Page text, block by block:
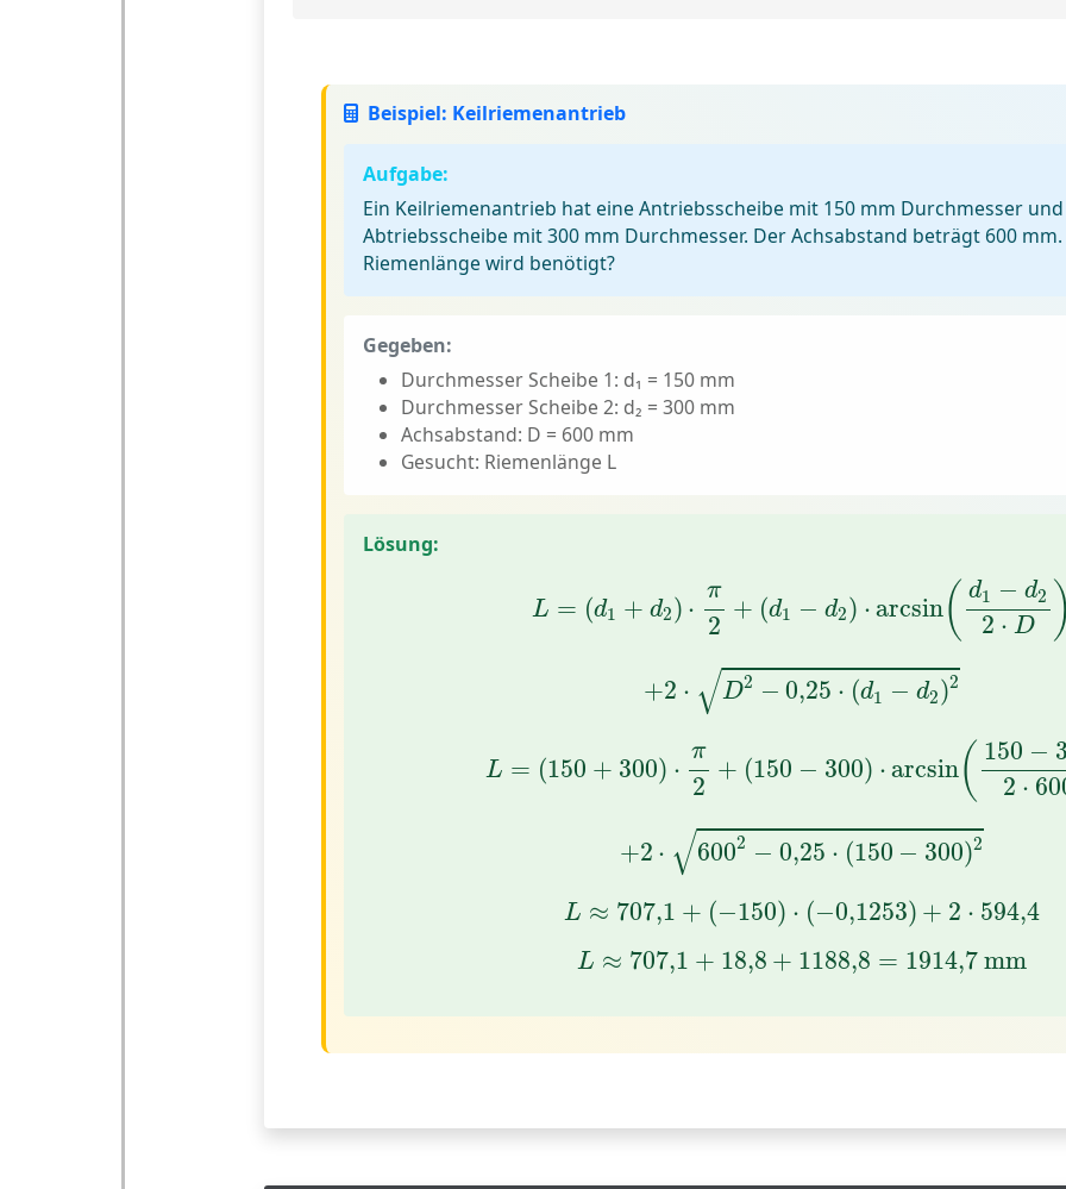
Beispiel: Keilriemenantrieb
Aufgabe:
Ein Keilriemenantrieb hat eine Antriebsscheibe mit 150 mm Durchmesser
Abtriebsscheibe mit 300 mm Durchmesser. Der Achsabstand beträgt 600 mm.
Riemenlänge wird benötigt?
Gegeben:
Durchmesser Scheibe 1: d₁ = 150 mm
Durchmesser Scheibe 2: d₂ = 300 mm
Achsabstand: D = 600 mm
Gesucht: Riemenlänge L
Lösung:
L = (d1 + d2) ⋅
π
2
+ (d1 − d2) ⋅ arcsin( d1 − d2
2 ⋅ D )
2+ −d2 D)
+2 ⋅ √D2 − 0,25 ⋅ (d1 − d2)2
D2−0,25⋅(d1−d2)2
L = (150 + 300) ⋅
π
2
+ (150 − 300) ⋅ arcsin( 150 −
2 ⋅
2+ −3002
+2 ⋅ √6002 − 0,25 ⋅ (150 − 300)2
6002−0,25⋅(150−300)2
L ≈ 707,1 + (−150) ⋅ (−0,1253) + 2 ⋅ 594,4
L ≈707 1 (− 150)⋅ − 0,1253)+ 2⋅ 594,4
L ≈ 707,1 + 18,8 + 1188,8 = 1914,7 mm
L≈707 ,1 + 18, 8+ 1188,8 =1914,7 mm